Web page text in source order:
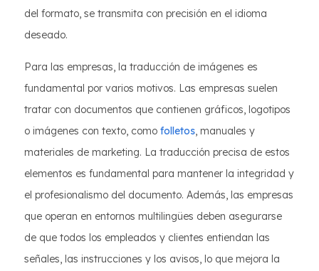
del formato, se transmita con precisión en el idioma
deseado.
Para las empresas, la traducción de imágenes es
fundamental por varios motivos. Las empresas suelen
tratar con documentos que contienen gráficos, logotipos
o imágenes con texto, como folletos, manuales y
materiales de marketing. La traducción precisa de estos
elementos es fundamental para mantener la integridad y
el profesionalismo del documento. Además, las empresas
que operan en entornos multilingües deben asegurarse
de que todos los empleados y clientes entiendan las
señales, las instrucciones y los avisos, lo que mejora la